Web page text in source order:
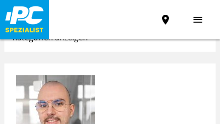
menu
place
Kategorien anzeigen